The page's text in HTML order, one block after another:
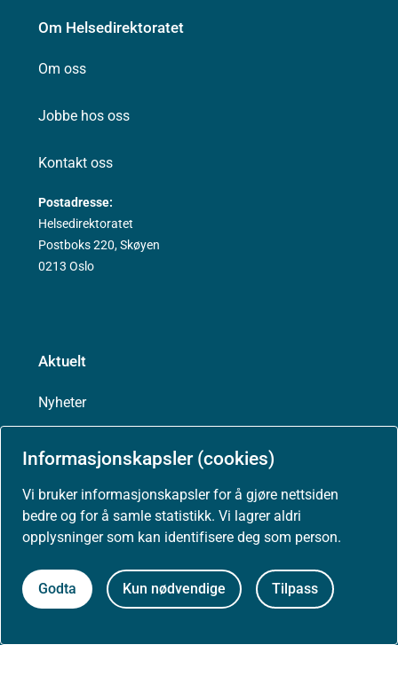
Informasjonskapsler (cookies)
Vi bruker informasjonskapsler for å gjøre nettsiden
bedre og for å samle statistikk. Vi lagrer aldri
opplysninger som kan identifisere deg som person.
Godta Kun nødvendige Tilpass
Om Helsedirektoratet
Om oss
Jobbe hos oss
Kontakt oss
Postadresse:
Helsedirektoratet
Postboks 220, Skøyen
0213 Oslo
Aktuelt
Nyheter
Arrangementer
Høringer
Presse
Om nettstedet